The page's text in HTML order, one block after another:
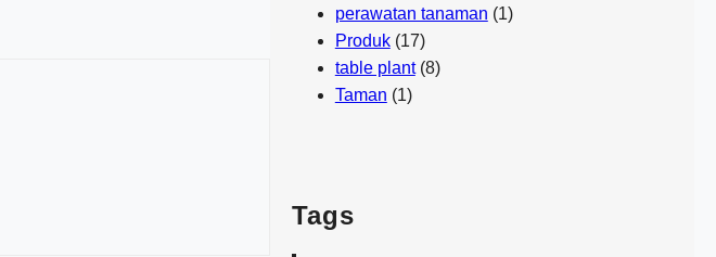
perawatan tanaman (1)
Produk(17)
table plant(8)
Taman (1)
Tags